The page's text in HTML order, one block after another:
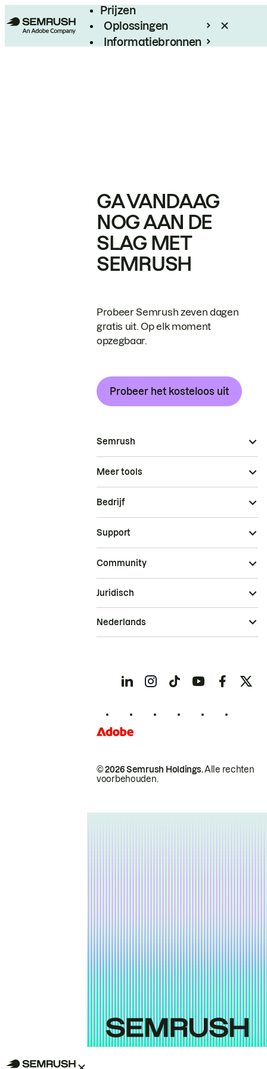
Prijzen
Oplossingen
Informatiebronnen
GA VANDAAG
NOG AAN DE
SLAG MET
SEMRUSH
Probeer Semrush zeven dagen
gratis uit. Op elk moment
opzegbaar.
Probeer het kosteloos uit
Semrush
Meer tools
Bedrijf
Support
Community
© 2026 Semrush Holdings.Alle rechten
voorbehouden.
Juridisch
Nederlands